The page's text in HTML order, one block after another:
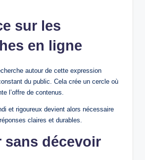
sur les
en ligne
autour de cette expression
du public. Cela crée un cercle où
l’offre de contenus.
et rigoureux devient alors nécessaire
claires et durables.
sans décevoir